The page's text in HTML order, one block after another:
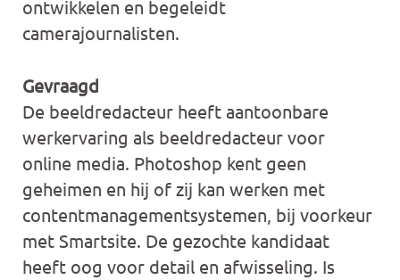
ontwikkelen en begeleidt
camerajournalisten.
Gevraagd
De beeldredacteur heeft aantoonbare
werkervaring als beeldredacteur voor
online media. Photoshop kent geen
geheimen en hij of zij kan werken met
contentmanagementsystemen, bij voorkeur
met Smartsite. De gezochte kandidaat
heeft oog voor detail en afwisseling. Is